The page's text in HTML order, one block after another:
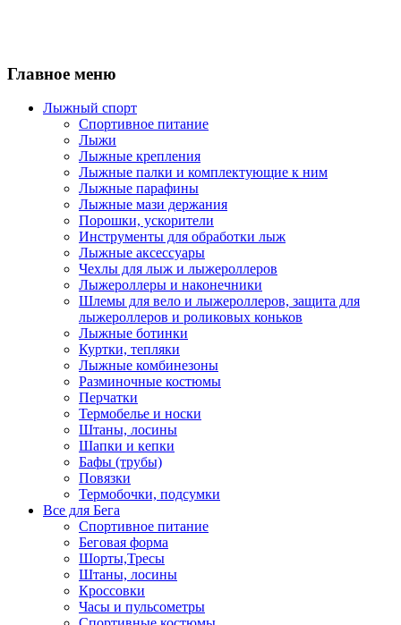
Главное меню
Лыжный спорт
Спортивное питание
Лыжи
Лыжные крепления
Лыжные палки и комплектующие к ним
Лыжные парафины
Лыжные мази держания
Порошки, ускорители
Инструменты для обработки лыж
Лыжные аксессуары
Чехлы для лыж и лыжероллеров
Лыжероллеры и наконечники
Шлемы для вело и лыжероллеров, защита для
лыжероллеров и роликовых коньков
Лыжные ботинки
Куртки, тепляки
Лыжные комбинезоны
Разминочные костюмы
Перчатки
Термобелье и носки
Штаны, лосины
Шапки и кепки
Бафы (трубы)
Повязки
Термобочки, подсумки
Все для Бега
Спортивное питание
Беговая форма
Шорты,Тресы
Штаны, лосины
Кроссовки
Часы и пульсометры